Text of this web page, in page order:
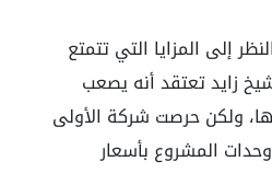
إلى المزايا التي تتمتع
زايد تعتقد أنه يصعب
ولكن حرصت شركة الأولى
المشروع بأسعار